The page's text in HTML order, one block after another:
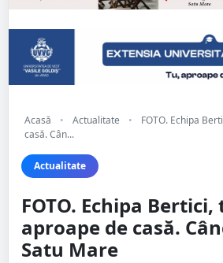
Acasă • Actualitate •
FOTO. Echipa
casă. Cân...
Actualitate
FOTO. Echipa
aproape de casă.
Satu Mare